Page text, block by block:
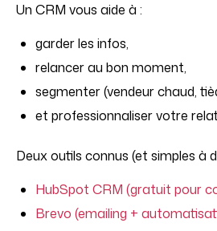
Un CRM vous aide à :
garder les infos,
relancer au bon moment,
segmenter (vendeur chaud,
et professionnaliser votre
Deux outils connus (et simples à
HubSpot CRM (gratuit pour
Brevo (emailing +